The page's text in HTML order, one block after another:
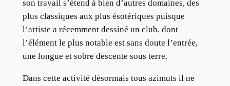
son travail s’étend à bien d’autres domaines, des
plus classiques aux plus ésotériques puisque
l’artiste a récemment dessiné un club, dont
l’élément le plus notable est sans doute l’entrée,
une longue et sobre descente sous terre.
Dans cette activité désormais tous azimuts il ne